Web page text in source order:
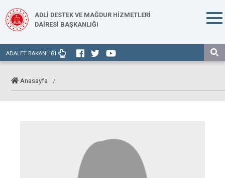
ADLİ DESTEK VE MAĞDUR HİZMETLERİ
DAİRESİ BAŞKANLIĞI
ADALET BAKANLIĞI
Anasayfa /